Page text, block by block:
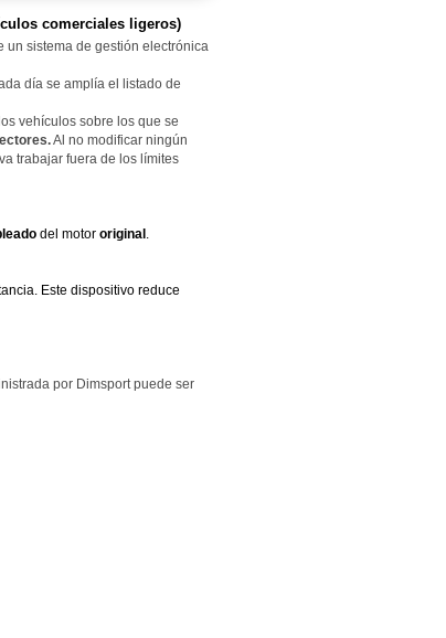
comerciales ligeros)
sistema de gestión electrónica
día se amplía el listado de
vehículos sobre los que se
Al no modificar ningún
trabajar fuera de los límites
del motor original .
Este dispositivo reduce
por Dimsport puede ser